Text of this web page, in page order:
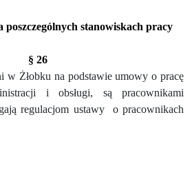
poszczególnych stanowiskach pracy
§ 26
w Żłobku na podstawie umowy o pracę
i obsługi, są pracownikami
regulacjom ustawy
o pracownikach